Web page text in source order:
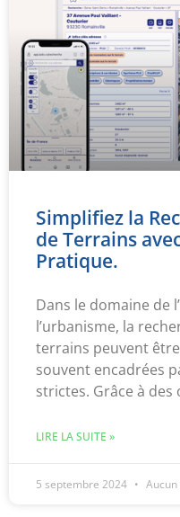
Simplifiez la
de Terrains
Pratique.
Dans le domaine de
l’urbanisme, la
terrains peuvent
souvent encadrées
strictes. Grâce à
LIRE LA SUITE »
5 septembre 2024